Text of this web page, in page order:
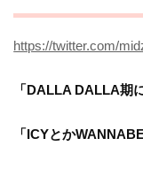
https://twitter.com/
「DALLA DALLA期
「ICYとか